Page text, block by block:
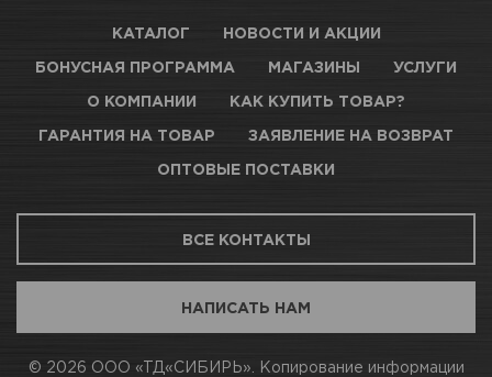
Вес / Размер / Объем 0,85 кг
заводское покрытие;
Условия нанесения
Оптимальная температура
температура +15С.
Новосибирск, Богдана Хмельницкого, 1/1
АВТОПАРК Н54
КАТАЛОГ НОВОСТИ И АКЦИИ
БОНУСНАЯ ПРОГРАММА МАГАЗИНЫ УСЛУГИ
О КОМПАНИИ КАК КУПИТЬ ТОВАР?
ГАРАНТИЯ НА ТОВАР ЗАЯВЛЕНИЕ НА ВОЗВРАТ
ОПТОВЫЕ ПОСТАВКИ
ВСЕ КОНТАКТЫ
НАПИСАТЬ НАМ
© 2026 ООО «ТД«СИБИРЬ». Копирование информации